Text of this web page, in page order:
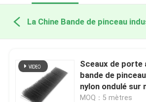
La Chine Bande de pinceau
Sceaux de porte
bande de
nylon ondulé sur
MOQ：5 mètres